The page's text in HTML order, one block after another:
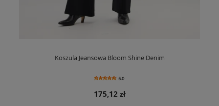
Koszula Jeansowa Bloom Shine Denim
5.0
175,12 zł